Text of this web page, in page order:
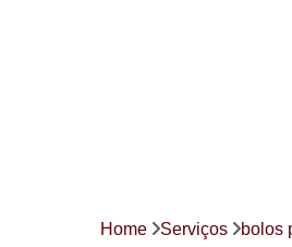
Home Serviços bolos